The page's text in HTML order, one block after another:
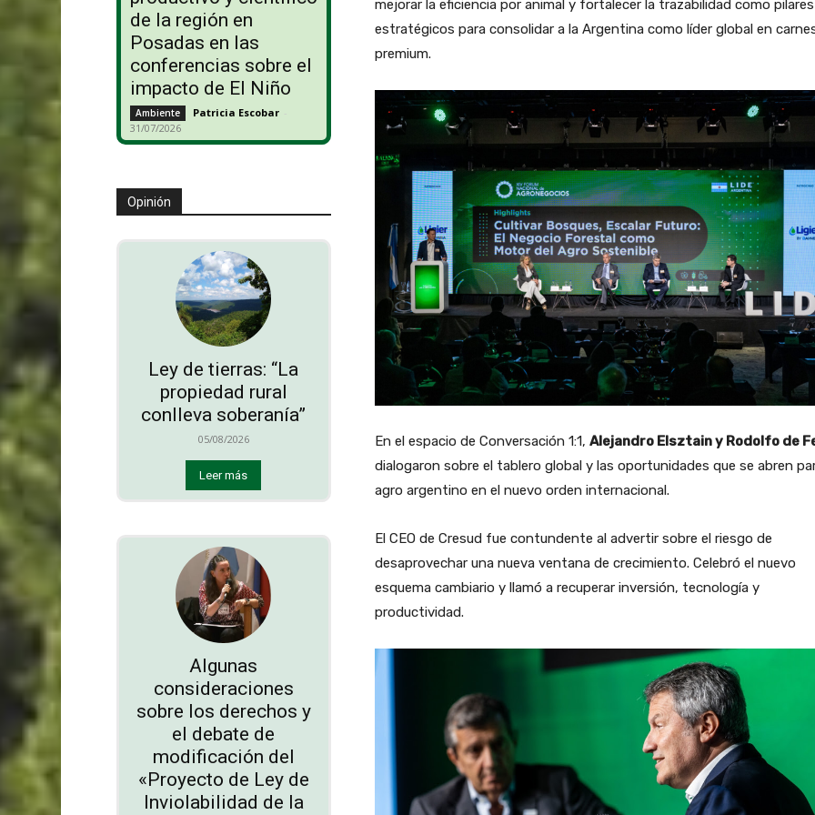
de la región en
Posadas en las
conferencias sobre el
impacto de El Niño
Ambiente Patricia Escobar -
31/07/2026
Opinión
Ley de tierras: “La
propiedad rural
conlleva soberanía”
05/08/2026
Leer más
Algunas
consideraciones
sobre los derechos y
el debate de
modificación del
«Proyecto de Ley de
Inviolabilidad de la
mejorar la eficiencia por animal y fortalecer la trazabilidad como pilares
estratégicos para consolidar a la Argentina como líder global en
premium.
En el espacio de Conversación 1:1, Alejandro Elsztain y Rodolfo de
dialogaron sobre el tablero global y las oportunidades que se abren
agro argentino en el nuevo orden internacional.
El CEO de Cresud fue contundente al advertir sobre el riesgo de
desaprovechar una nueva ventana de crecimiento. Celebró el nuevo
esquema cambiario y llamó a recuperar inversión, tecnología y
productividad.